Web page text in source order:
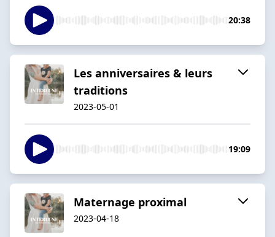
20:38
Les anniversaires & leurs
traditions
2023-05-01
19:09
Maternage proximal
2023-04-18